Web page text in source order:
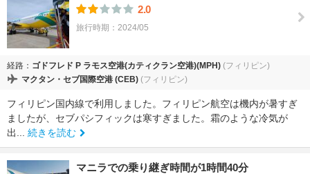
2.0
旅行時期：2024/05
経路： ゴドフレド P ラモス空港(カティクラン空港)(MPH) (フィリピン)
マクタン・セブ国際空港 (CEB) (フィリピン)
フィリピン国内線で利用しました。フィリピン航空は機内が暑すぎ
ましたが、セブパシフィックは寒すぎました。霜のような冷気が
出... 続きを読む
マニラでの乗り継ぎ時間が1時間40分